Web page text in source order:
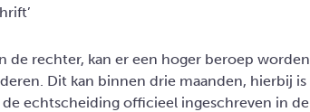
de rechter, kan er een hoger beroep worden
Dit kan binnen drie maanden, hierbij is
echtscheiding officieel ingeschreven in de